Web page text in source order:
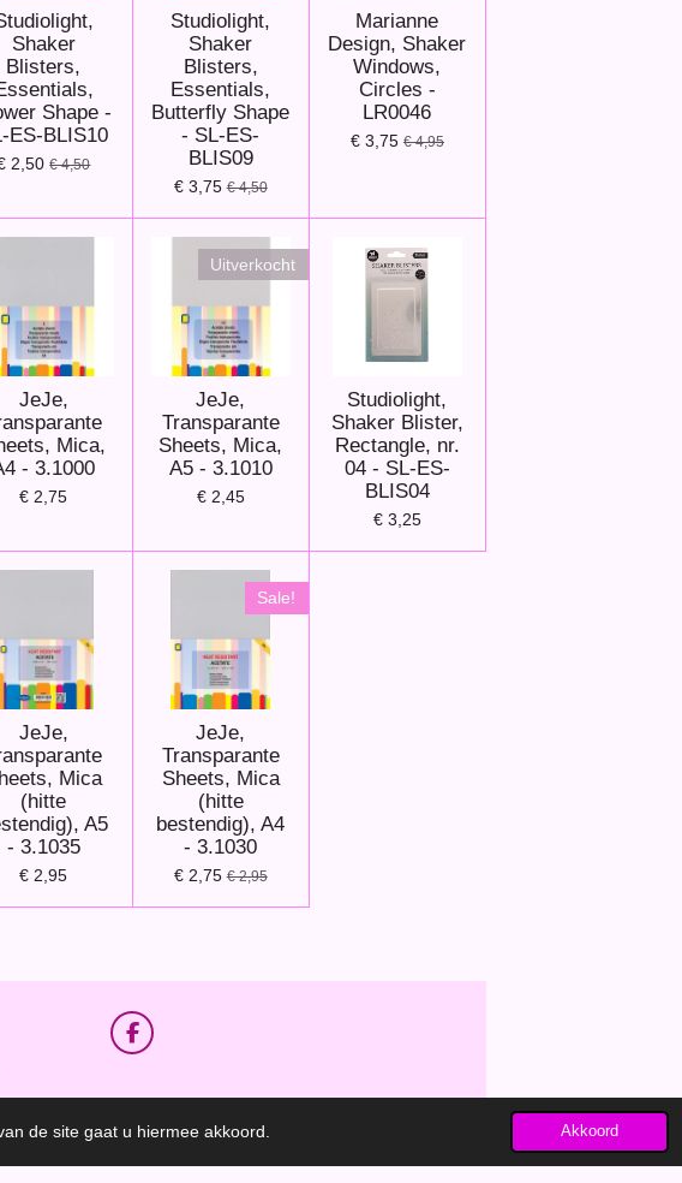
de site gaat u hiermee akkoord. Akkoord
Shaker
Blisters,
Shape -
ES-BLIS10
2,50 € 4,50
Studiolight,
Shaker
Blisters,
Essentials,
Butterfly Shape
- SL-ES-
BLIS09
€ 3,75 € 4,50
Marianne
Design, Shaker
Windows,
Circles -
LR0046
€ 3,75 € 4,95
JeJe,
Mica,
- 3.1000
€ 2,75
Uitverkocht
JeJe,
Transparante
Sheets, Mica,
A5 - 3.1010
€ 2,45
Studiolight,
Shaker Blister,
Rectangle, nr.
04 - SL-ES-
BLIS04
€ 3,25
JeJe,
Mica
(hitte
A5
- 3.1035
€ 2,95
Sale!
JeJe,
Transparante
Sheets, Mica
(hitte
bestendig), A4
- 3.1030
€ 2,75 € 2,95
F
a
e
o